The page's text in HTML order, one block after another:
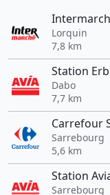
Lorquin
7,8 km
Station
Dabo
7,7 km
Carrefour
Sarrebourg
5,6 km
Station
Sarrebourg